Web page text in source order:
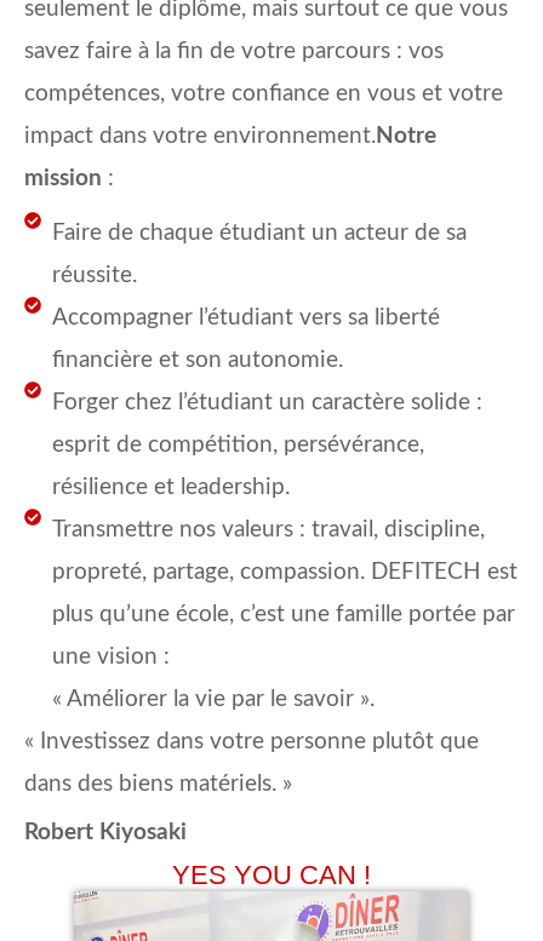
seulement le diplôme, mais surtout ce que vous
savez faire à la fin de votre parcours : vos
compétences, votre confiance en vous et votre
impact dans votre environnement.Notre
mission :
Faire de chaque étudiant un acteur de sa
réussite.
Accompagner l’étudiant vers sa liberté
financière et son autonomie.
Forger chez l’étudiant un caractère solide :
esprit de compétition, persévérance,
résilience et leadership.
Transmettre nos valeurs : travail, discipline,
propreté, partage, compassion. DEFITECH est
plus qu’une école, c’est une famille portée par
une vision :
« Améliorer la vie par le savoir ».
« Investissez dans votre personne plutôt que
dans des biens matériels. »
Robert Kiyosaki
YES YOU CAN !